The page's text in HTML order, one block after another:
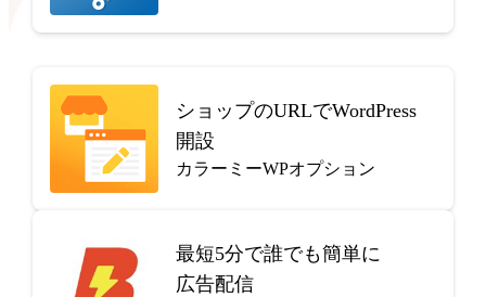
ショップのURLでWordPress
開設
カラーミーWPオプション
最短5分で誰でも簡単に
広告配信